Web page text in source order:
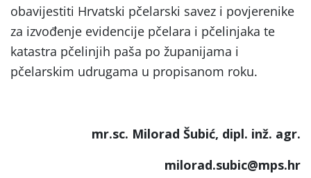
obavijestiti Hrvatski pčelarski savez i povjerenike
za izvođenje evidencije pčelara i pčelinjaka te
katastra pčelinjih paša po županijama i
pčelarskim udrugama u propisanom roku.
mr.sc. Milorad Šubić, dipl. inž. agr.
milorad.subic@mps.hr